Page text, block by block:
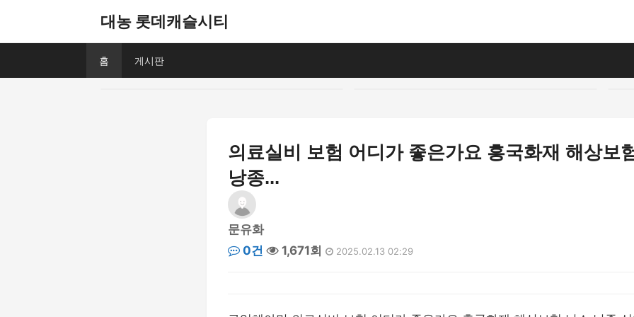
대농 롯데캐슬시티
홈 게시판
의료실비 보험 어디가 좋은가요 흥국화재 해상보
낭종...
문유화
0건
1,671회 2025.02.13 02:29